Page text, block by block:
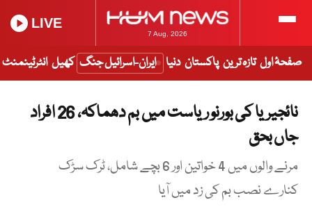
7 Aug, 2026
LIVE
صفحۂ اول تازہ ترین پاکستان دنیا ایران-اسرائیل جنگ کھیل انٹرٹینمنٹ
نائجیریا کی بورنو ریاست میں بم دھماکہ، 26 افراد
جاں بحق
مرنے والوں میں 4 خواتین اور 6 بچے شامل، ٹرک سڑک
کنارے نصب بم کی زد میں آیا